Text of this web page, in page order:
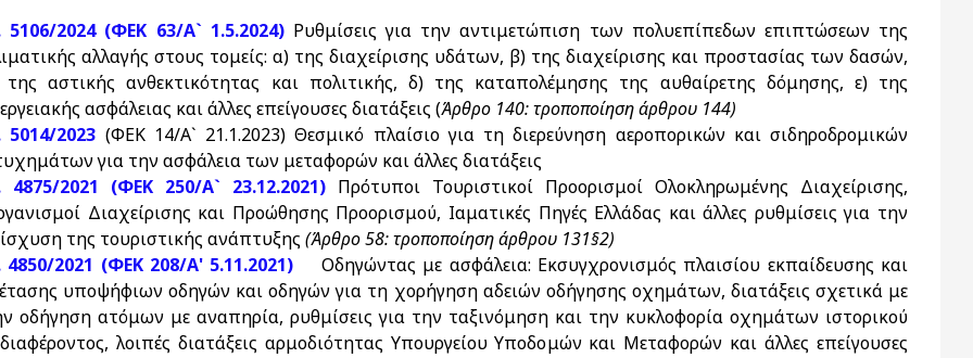
5106/2024 (ΦΕΚ 63/Α` 1.5.2024)Ρυθμίσεις για την αντιμετώπιση των πολυεπίπεδων επιπτώσεων της
αλλαγής στους τομείς: α) της διαχείρισης υδάτων, β) της διαχείρισης και προστασίας των δασών,
της αστικής ανθεκτικότητας και πολιτικής, δ) της καταπολέμησης της αυθαίρετης δόμησης, ε) της
ασφάλειας και άλλες επείγουσες διατάξεις (Άρθρο 140: τροποποίηση άρθρου 144)
2023 (ΦΕΚ 14/Α` 21.1.2023) Θεσμικό πλαίσιο για τη διερεύνηση αεροπορικών και σιδηροδρομικών
για την ασφάλεια των μεταφορών και άλλες διατάξεις
4875/2021 (ΦΕΚ 250/Α` 23.12.2021) Πρότυποι Τουριστικοί Προορισμοί Ολοκληρωμένης Διαχείρισης,
Διαχείρισης και Προώθησης Προορισμού, Ιαματικές Πηγές Ελλάδας και άλλες ρυθμίσεις για την
της τουριστικής ανάπτυξης (Άρθρο 58: τροποποίηση άρθρου 131§2)
2021 (ΦΕΚ 208/Α' 5.11.2021)
Οδηγώντας με ασφάλεια: Εκσυγχρονισμός πλαισίου εκπαίδευσης και
υποψήφιων οδηγών και οδηγών για τη χορήγηση αδειών οδήγησης οχημάτων, διατάξεις σχετικά με
οδήγηση ατόμων με αναπηρία, ρυθμίσεις για την ταξινόμηση και την κυκλοφορία οχημάτων ιστορικού
λοιπές διατάξεις αρμοδιότητας Υπουργείου Υποδομών και Μεταφορών και άλλες επείγουσες